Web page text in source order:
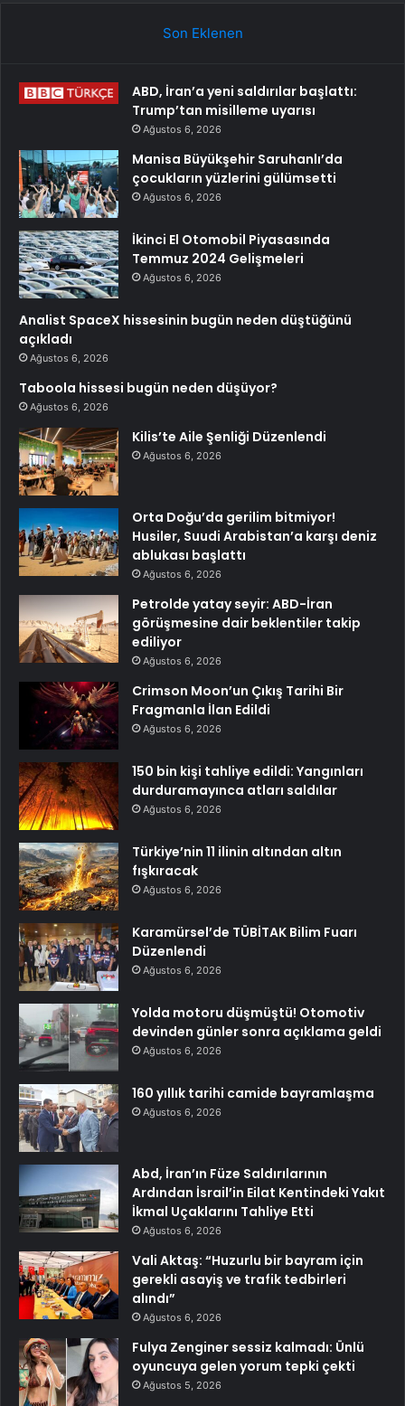
Son Eklenen
ABD, İran’a yeni saldırılar başlattı:
Trump’tan misilleme uyarısı
Ağustos 6, 2026
Manisa Büyükşehir Saruhanlı’da
çocukların yüzlerini gülümsetti
Ağustos 6, 2026
İkinci El Otomobil Piyasasında
Temmuz 2024 Gelişmeleri
Ağustos 6, 2026
Analist SpaceX hissesinin bugün neden düştüğünü
açıkladı
Ağustos 6, 2026
Taboola hissesi bugün neden düşüyor?
Ağustos 6, 2026
Kilis’te Aile Şenliği Düzenlendi
Ağustos 6, 2026
Orta Doğu’da gerilim bitmiyor!
Husiler, Suudi Arabistan’a karşı deniz
ablukası başlattı
Ağustos 6, 2026
Petrolde yatay seyir: ABD-İran
görüşmesine dair beklentiler takip
ediliyor
Ağustos 6, 2026
Crimson Moon’un Çıkış Tarihi Bir
Fragmanla İlan Edildi
Ağustos 6, 2026
150 bin kişi tahliye edildi: Yangınları
durduramayınca atları saldılar
Ağustos 6, 2026
Türkiye’nin 11 ilinin altından altın
fışkıracak
Ağustos 6, 2026
Karamürsel’de TÜBİTAK Bilim Fuarı
Düzenlendi
Ağustos 6, 2026
Yolda motoru düşmüştü! Otomotiv
devinden günler sonra açıklama geldi
Ağustos 6, 2026
160 yıllık tarihi camide bayramlaşma
Ağustos 6, 2026
Abd, İran’ın Füze Saldırılarının
Ardından İsrail’in Eilat Kentindeki Yakıt
İkmal Uçaklarını Tahliye Etti
Ağustos 6, 2026
Vali Aktaş: “Huzurlu bir bayram için
gerekli asayiş ve trafik tedbirleri
alındı”
Ağustos 6, 2026
Fulya Zenginer sessiz kalmadı: Ünlü
oyuncuya gelen yorum tepki çekti
Ağustos 5, 2026